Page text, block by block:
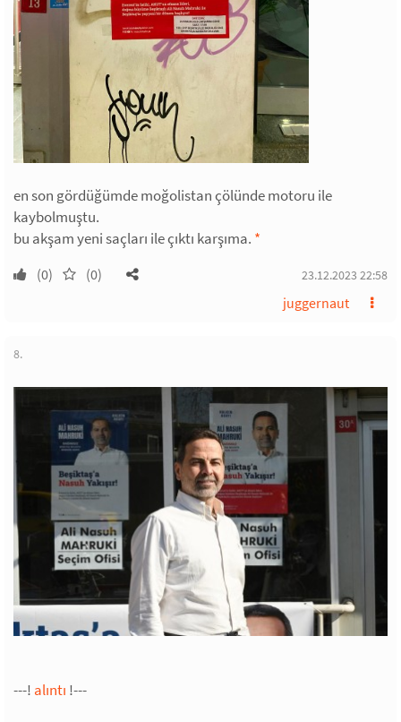
en son gördüğümde moğolistan çölünde motoru ile
kaybolmuştu.
bu akşam yeni saçları ile çıktı karşıma. *
(0) (0) 23.12.2023 22:58
juggernaut
8.
---! alıntı !---